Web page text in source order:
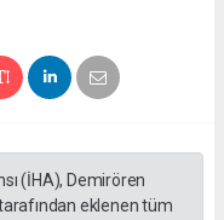
(İHA), Demirören
eklenen tüm